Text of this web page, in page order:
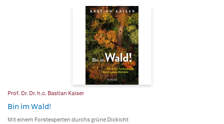
Prof. Dr. Dr. h.c. Bastian Kaiser
Bin im Wald!
Mit einem Forstexperten durchs grüne Dickicht